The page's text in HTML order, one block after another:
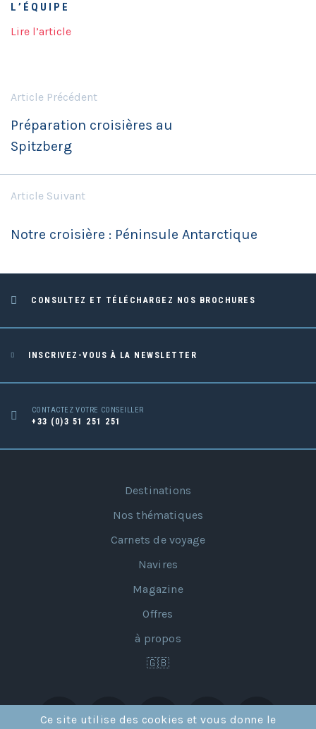
Ce site utilise des cookies et vous donne le
L’ÉQUIPE
Lire l’article
Article Précédent
Préparation croisières au
Spitzberg
Article Suivant
Notre croisière : Péninsule Antarctique
CONSULTEZ ET TÉLÉCHARGEZ NOS BROCHURES
INSCRIVEZ-VOUS À LA NEWSLETTER
CONTACTEZ VOTRE CONSEILLER
+33 (0)3 51 251 251
Destinations
Nos thématiques
Carnets de voyage
Navires
Magazine
Offres
à propos
🇬🇧